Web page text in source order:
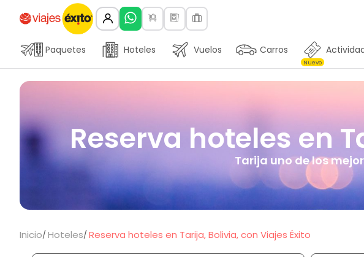
Paquetes Hoteles Vuelos Carros
Nuevo
Reserva hoteles en
Tarija uno de los
Inicio Hoteles Reserva hoteles en Tarija, Bolivia, con Viajes Éxito